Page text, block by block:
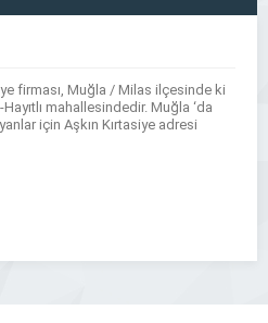
firması, Muğla / Milas ilçesinde ki
mahallesindedir. Muğla ‘da
için Aşkın Kırtasiye adresi